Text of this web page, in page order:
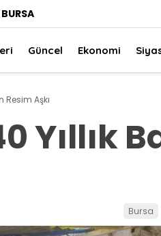
BURSA
Güncel Ekonomi
Resim Aşkı
Yıllık
Bursa